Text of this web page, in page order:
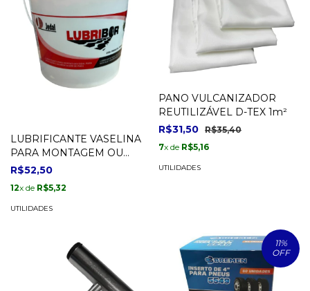
LUBRIFICANTE VASELINA
PARA MONTAGEM OU
DESMONTAGEM DE
R$52,50
12x de R$5,32
UTILIDADES
PANO VULCANIZADOR
REUTILIZÁVEL D-TEX 1m²
R$31,50 R$35,40
7x de R$5,16
UTILIDADES
11%
OFF